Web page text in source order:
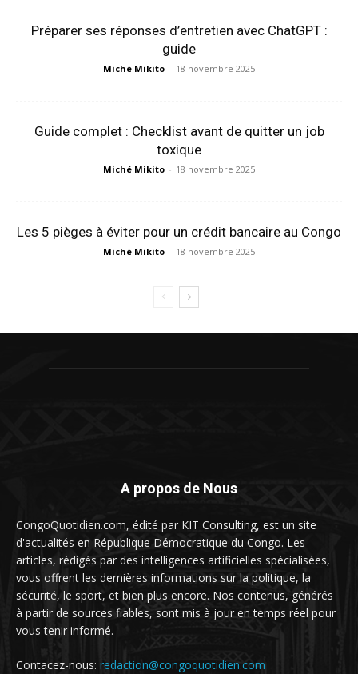
Préparer ses réponses d’entretien avec ChatGPT :
guide
Miché Mikito - 18 novembre 2025
Guide complet : Checklist avant de quitter un job
toxique
Miché Mikito - 18 novembre 2025
Les 5 pièges à éviter pour un crédit bancaire au Congo
Miché Mikito - 18 novembre 2025
A propos de Nous
CongoQuotidien.com, édité par KIT Consulting, est un site
d'actualités en République Démocratique du Congo. Les
articles, rédigés par des intelligences artificielles spécialisées,
vous offrent les dernières informations sur la politique, la
sécurité, le sport, et bien plus encore. Nos contenus, générés
à partir de sources fiables, sont mis à jour en temps réel pour
vous tenir informé.
Contacez-nous: redaction@congoquotidien.com